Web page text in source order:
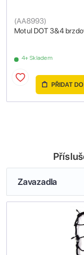
Motul DOT 3&4
(AA8993)
4+ Skladem
PŘIDAT
Zavazadla